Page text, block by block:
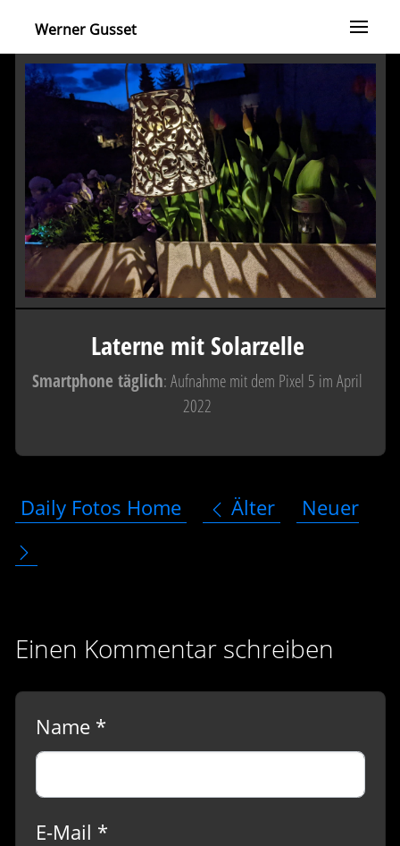
Werner Gusset
Laterne mit Solarzelle
Smartphone täglich: Aufnahme mit dem Pixel 5 im April
2022
Daily Fotos Home Älter Neuer
Einen Kommentar schreiben
Name *
E-Mail *